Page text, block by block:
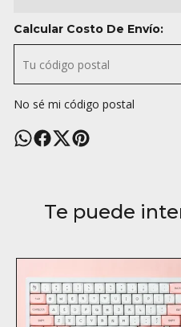
Calcular Costo De Envío:
No sé mi código postal
Te puede